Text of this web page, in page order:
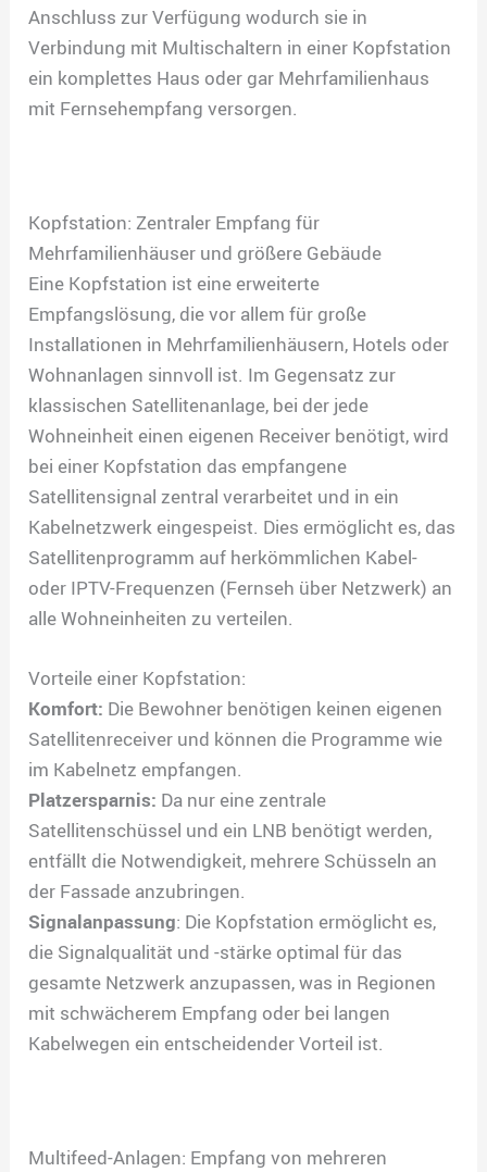
Anschluss zur Verfügung wodurch sie in
Verbindung mit Multischaltern in einer Kopfstation
ein komplettes Haus oder gar Mehrfamilienhaus
mit Fernsehempfang versorgen.
Kopfstation: Zentraler Empfang für
Mehrfamilienhäuser und größere Gebäude
Eine Kopfstation ist eine erweiterte
Empfangslösung, die vor allem für große
Installationen in Mehrfamilienhäusern, Hotels oder
Wohnanlagen sinnvoll ist. Im Gegensatz zur
klassischen Satellitenanlage, bei der jede
Wohneinheit einen eigenen Receiver benötigt, wird
bei einer Kopfstation das empfangene
Satellitensignal zentral verarbeitet und in ein
Kabelnetzwerk eingespeist. Dies ermöglicht es, das
Satellitenprogramm auf herkömmlichen Kabel-
oder IPTV-Frequenzen (Fernseh über Netzwerk) an
alle Wohneinheiten zu verteilen.
Vorteile einer Kopfstation:
Komfort: Die Bewohner benötigen keinen eigenen
Satellitenreceiver und können die Programme wie
im Kabelnetz empfangen.
Platzersparnis: Da nur eine zentrale
Satellitenschüssel und ein LNB benötigt werden,
entfällt die Notwendigkeit, mehrere Schüsseln an
der Fassade anzubringen.
Signalanpassung: Die Kopfstation ermöglicht es,
die Signalqualität und -stärke optimal für das
gesamte Netzwerk anzupassen, was in Regionen
mit schwächerem Empfang oder bei langen
Kabelwegen ein entscheidender Vorteil ist.
Multifeed-Anlagen: Empfang von mehreren